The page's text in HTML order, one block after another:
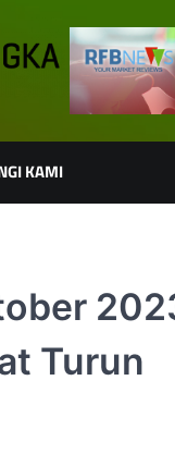
KAMI
Turun